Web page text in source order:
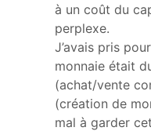
à un coût du
perplexe.
J’avais pris
monnaie était
(achat/vente
(création de
mal à garder